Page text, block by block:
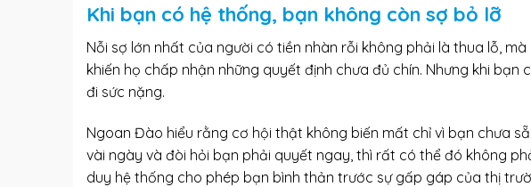
Khi bạn có hệ thống, bạn không còn sợ bỏ lỡ
Nỗi sợ lớn nhất của người có tiền nhàn rỗi không phải là thua lỗ,
khiến họ chấp nhận những quyết định chưa đủ chín. Nhưng khi bạn
đi sức nặng.
Ngoan Đào hiểu rằng cơ hội thật không biến mất chỉ vì bạn chưa
vài ngày và đòi hỏi bạn phải quyết ngay, thì rất có thể đó không
duy hệ thống cho phép bạn bình thản trước sự gấp gáp của thị